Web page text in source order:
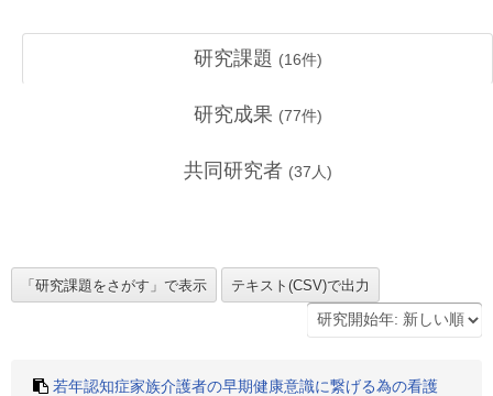
研究課題 (16件)
研究成果 (77件)
共同研究者 (37 人)
若年認知症家族介護者の早期健康意識に繋げる為の看護